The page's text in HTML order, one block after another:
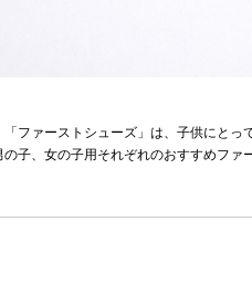
ファーストシューズ」は、子供にと
子、女の子用それぞれのおすすめファ